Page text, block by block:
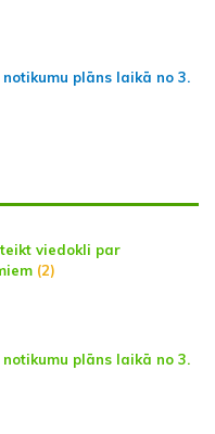
plāns laikā no 3.
viedokli par
(2)
plāns laikā no 3.